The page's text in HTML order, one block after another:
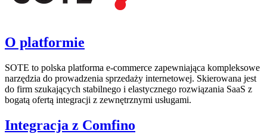
O platformie
SOTE to polska platforma e-commerce zapewniająca kompleksowe
narzędzia do prowadzenia sprzedaży internetowej. Skierowana jest
do firm szukających stabilnego i elastycznego rozwiązania SaaS z
bogatą ofertą integracji z zewnętrznymi usługami.
Integracja z Comfino